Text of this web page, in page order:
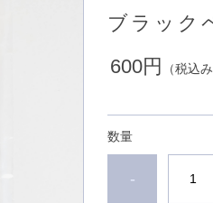
ブラック
600円
（税込み
数量
-